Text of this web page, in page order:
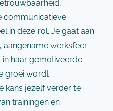
communicatieve
in deze rol. Je gaat aan
werksfeer.
haar gemotiveerde
groei wordt
kans jezelf verder te
trainingen en